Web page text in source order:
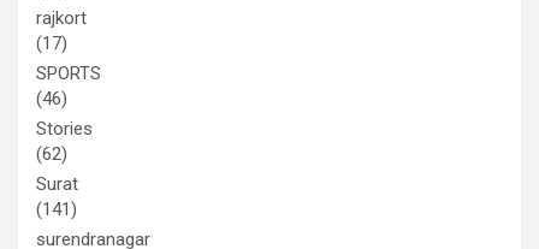
rajkort
(17)
SPORTS
(46)
Stories
(62)
Surat
(141)
surendranagar